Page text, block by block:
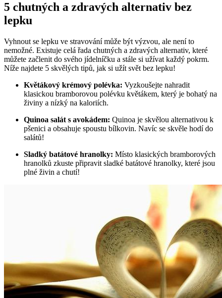
5 chutných a zdravých alternativ bez
lepku
Vyhnout se lepku ve stravování může být výzvou, ale není to
nemožné. Existuje celá řada chutných a zdravých alternativ, které
můžete začlenit do svého jídelníčku a stále si užívat každý pokrm.
Níže najdete 5 skvělých tipů, jak si užít svět bez lepku!
Květákový krémový polévka: Vyzkoušejte nahradit
klasickou bramborovou polévku květákem, který je bohatý na
živiny a nízký na kaloriích.
Quinoa salát s avokádem: Quinoa je skvělou alternativou k
pšenici a obsahuje spoustu bílkovin. Navíc se skvěle hodí do
salátů!
Sladký batátové hranolky: Místo klasických bramborových
hranolků zkuste připravit sladké batátové hranolky, které jsou
plné živin a chutí!